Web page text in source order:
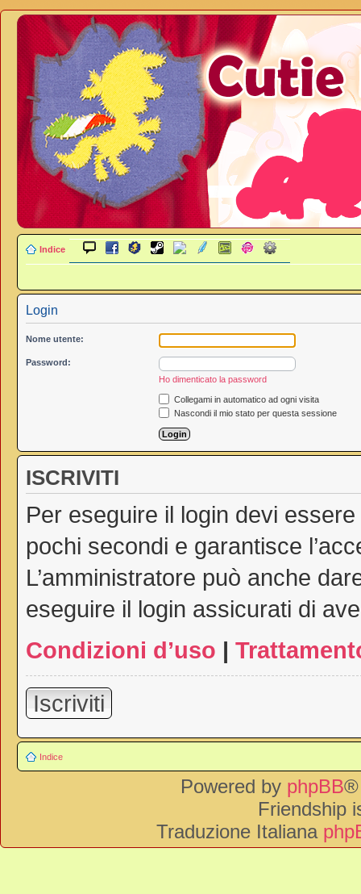
Indice
Login
Nome utente:
Password:
Ho dimenticato la password
Collegami in automatico ad ogni visita
Nascondi il mio stato per questa sessione
ISCRIVITI
Per eseguire il login devi
pochi secondi e garantisce
L’amministratore può anche
eseguire il login assicurati di
Condizioni d’uso |
Iscriviti
Indice
Powered by phpBB®
Friendship
Traduzione Italiana